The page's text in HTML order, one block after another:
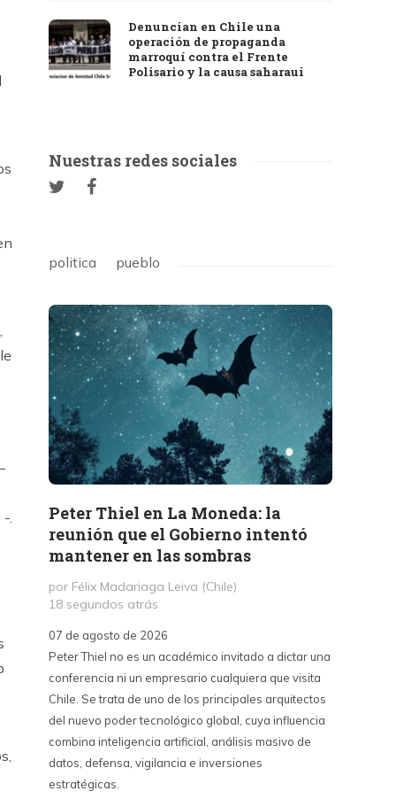
.
Denuncian en Chile una
operación de propaganda
marroquí contra el Frente
Polisario y la causa saharaui
Nuestras redes sociales
politica pueblo
Peter Thiel en La Moneda: la
reunión que el Gobierno intentó
mantener en las sombras
por Félix Madariaga Leiva (Chile)
18 segundos atrás
07 de agosto de 2026
Peter Thiel no es un académico invitado a dictar una
conferencia ni un empresario cualquiera que visita
Chile. Se trata de uno de los principales arquitectos
del nuevo poder tecnológico global, cuya influencia
combina inteligencia artificial, análisis masivo de
datos, defensa, vigilancia e inversiones
estratégicas.